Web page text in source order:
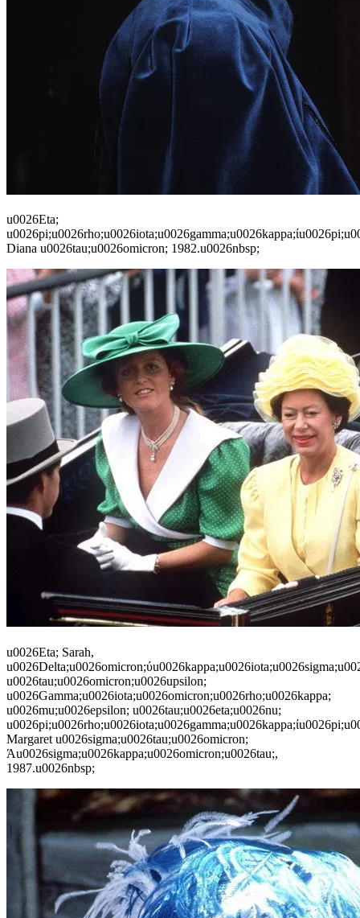
u0026Eta;
Diana u0026tau;u0026omicron; 1982.u0026nbsp;
u0026Eta; Sarah,
u0026tau;u0026omicron;u0026upsilon;
u0026Gamma;u0026iota;u0026omicron;u0026rho;u0026kappa;
u0026mu;u0026epsilon; u0026tau;u0026eta;u0026nu;
Margaret u0026sigma;u0026tau;u0026omicron;
Άu0026sigma;u0026kappa;u0026omicron;u0026tau;,
1987.u0026nbsp;